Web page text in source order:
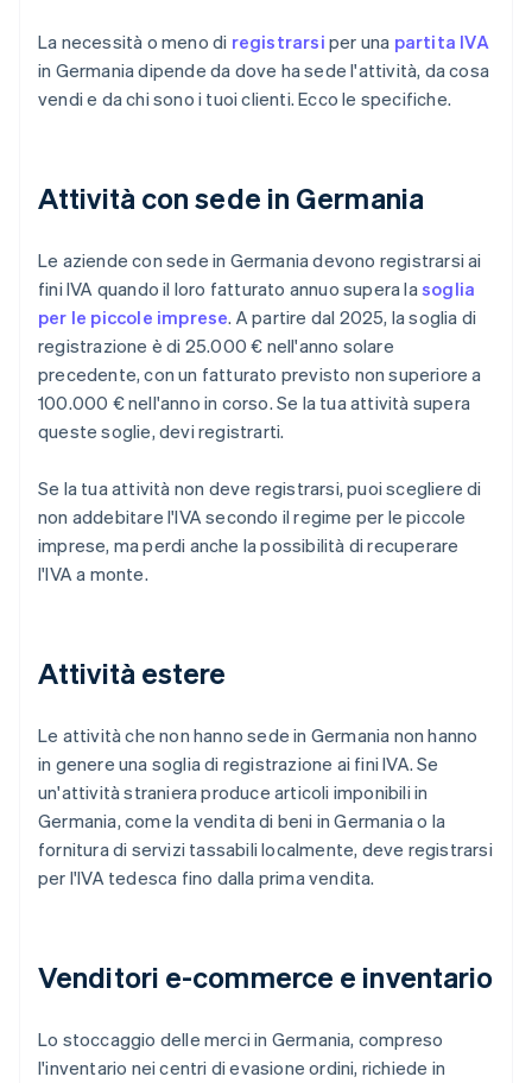
La necessità o meno di registrarsi per una partita IVA
in Germania dipende da dove ha sede l'attività, da cosa
vendi e da chi sono i tuoi clienti. Ecco le specifiche.
Attività con sede in Germania
Le aziende con sede in Germania devono registrarsi ai
fini IVA quando il loro fatturato annuo supera lasoglia
per le piccole imprese. A partire dal 2025, la soglia di
registrazione è di 25.000 € nell'anno solare
precedente, con un fatturato previsto non superiore a
100.000 € nell'anno in corso. Se la tua attività supera
queste soglie, devi registrarti.
Se la tua attività non deve registrarsi, puoi scegliere di
non addebitare l'IVA secondo il regime per le piccole
imprese, ma perdi anche la possibilità di recuperare
l'IVA a monte.
Attività estere
Le attività che non hanno sede in Germania non hanno
in genere una soglia di registrazione ai fini IVA. Se
un'attività straniera produce articoli imponibili in
Germania, come la vendita di beni in Germania o la
fornitura di servizi tassabili localmente, deve registrarsi
per l'IVA tedesca fino dalla prima vendita.
Venditori e-commerce e inventario
Lo stoccaggio delle merci in Germania, compreso
l'inventario nei centri di evasione ordini, richiede in